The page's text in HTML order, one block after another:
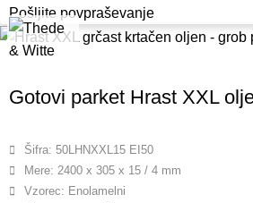
Pošljite povpraševanje
Gotovi parket Hrast XXL
Šifra: 50LHNXXL15 EI50
Mere: 2400 x 305 x 15 / 4 mm
Vzorec: Enolamelni